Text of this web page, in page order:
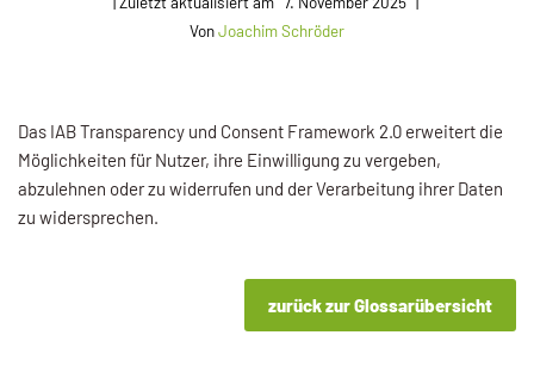
VonJoachim Schröder
Das IAB Transparency und Consent Framework 2.0 erweitert die
Möglichkeiten für Nutzer, ihre Einwilligung zu vergeben,
abzulehnen oder zu widerrufen und der Verarbeitung ihrer Daten
zu widersprechen.
zurück zur Glossarübersicht